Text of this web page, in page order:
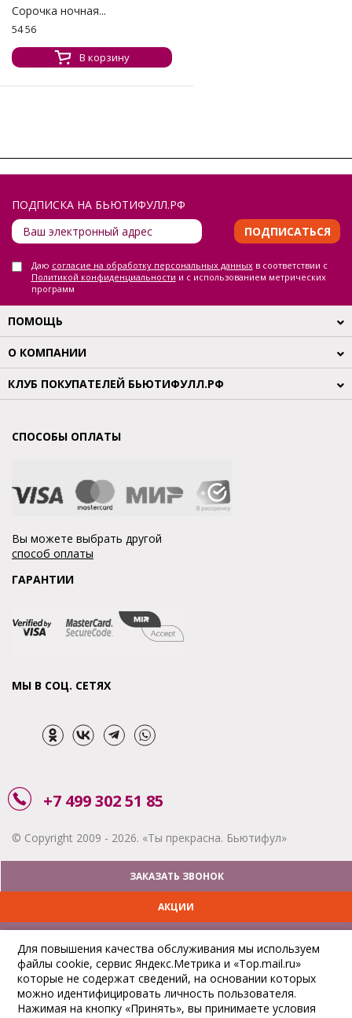
Сорочка ночная...
54 56
В корзину
ПОДПИСКА НА БЬЮТИФУЛЛ.РФ
ПОДПИСАТЬСЯ
Даю согласие на обработку персональных данныхв соответствии с
Политикой конфиденциальности и с использованием метрических
программ
ПОМОЩЬ
О КОМПАНИИ
КЛУБ ПОКУПАТЕЛЕЙ БЬЮТИФУЛЛ.РФ
СПОСОБЫ ОПЛАТЫ
Вы можете выбрать другой
способ оплаты
ГАРАНТИИ
МЫ В СОЦ. СЕТЯХ
+7 499 302 51 85
© Copyright 2009 - 2026. «Ты прекрасна. Бьютифул»
ЗАКАЗАТЬ ЗВОНОК
АКЦИИ
ОПЛАТА
ОТСЛЕДИТЬ ЗАКАЗ
Для повышения качества обслуживания мы используем
файлы cookie, сервис Яндекс.Метрика и «Top.mail.ru»
которые не содержат сведений, на основании которых
можно идентифицировать личность пользователя.
Нажимая на кнопку «Принять», вы принимаете условия